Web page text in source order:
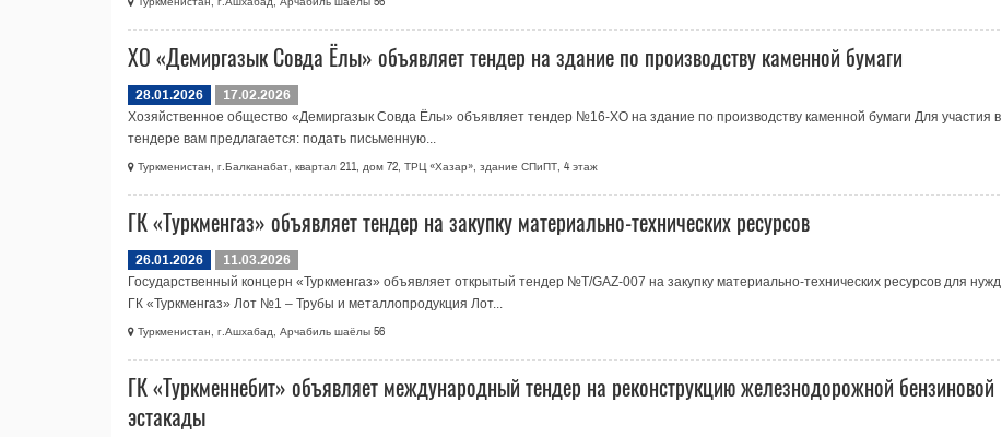
ХO «Демиргазык Совда Ёлы» объявляет тендер на здание по производству каменной бумаги
28.01.2026
17.02.2026
Хозяйственное общество «Демиргазык Совда Ёлы» объявляет тендер №16-ХО на здание по производству каменной бумаги Для участия в
тендере вам предлагается: подать письменную...
Туркменистан, г.Балканабат, квартал 211, дом 72, ТРЦ «Хазар», здание СПиПТ, 4 этаж
ГК «Туркменгаз» объявляет тендер на закупку материально-технических ресурсов
26.01.2026
11.03.2026
Государственный концерн «Туркменгаз» объявляет открытый тендер №T/GAZ-007 на закупку материально-технических ресурсов для нужд
ГК «Туркменгаз» Лот №1 – Трубы и металлопродукция Лот...
Туркменистан, г.Ашхабад, Арчабиль шаёлы 56
ГК «Туркменнебит» объявляет международный тендер на реконструкцию железнодорожной бензиновой
эстакады